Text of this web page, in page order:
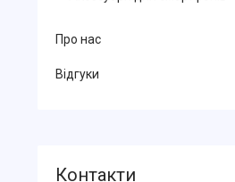
Про нас
Відгуки